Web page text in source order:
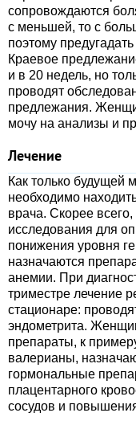
сопровождаются
с меньшей, то с
поэтому
Краевое
и в 20 недель, но
проводят
предлежания.
мочу на анализы и
Лечение
Как только будущей
необходимо
врача. Скорее
исследования для
понижения уровня
назначаются
анемии. При
триместре лечение
стационаре:
эндометрита.
препараты, к
валерианы,
гормональные
плацентарного
сосудов и